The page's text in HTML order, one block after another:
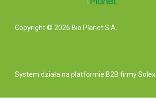
Copyright © 2026 Bio Planet S.A.
System działa na platformie B2B firmy Solex